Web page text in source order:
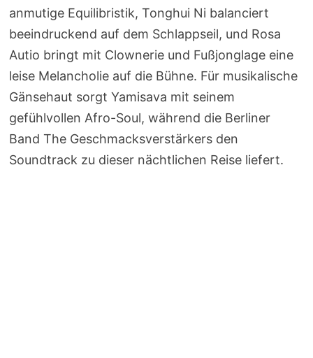
anmutige Equilibristik, Tonghui Ni balanciert
beeindruckend auf dem Schlappseil, und Rosa
Autio bringt mit Clownerie und Fußjonglage eine
leise Melancholie auf die Bühne. Für musikalische
Gänsehaut sorgt Yamisava mit seinem
gefühlvollen Afro-Soul, während die Berliner
Band The Geschmacksverstärkers den
Soundtrack zu dieser nächtlichen Reise liefert.